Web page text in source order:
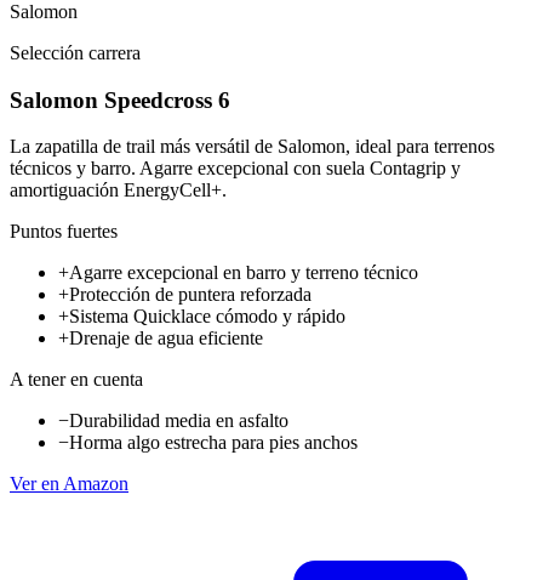
Salomon
Selección carrera
Salomon Speedcross 6
La zapatilla de trail más versátil de Salomon, ideal para terrenos
técnicos y barro. Agarre excepcional con suela Contagrip y
amortiguación EnergyCell+.
Puntos fuertes
+Agarre excepcional en barro y terreno técnico
+Protección de puntera reforzada
+Sistema Quicklace cómodo y rápido
+Drenaje de agua eficiente
A tener en cuenta
−Durabilidad media en asfalto
−Horma algo estrecha para pies anchos
Ver en Amazon